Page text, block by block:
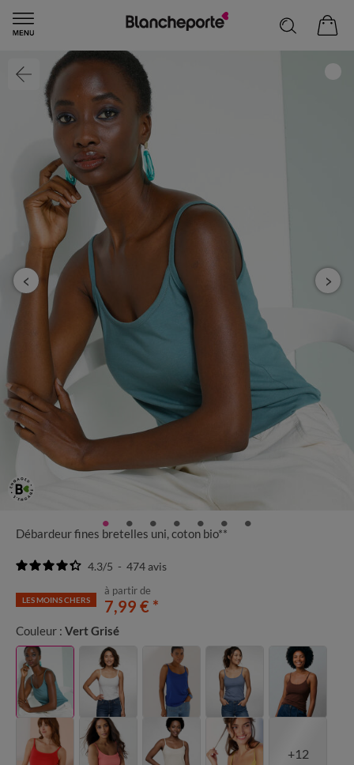
Débardeur fines bretelles uni, coton bio**
4.3/5 - 474avis
à partir de
7,99 € *
LES MOINS CHERS
Couleur : Vert Grisé
+12